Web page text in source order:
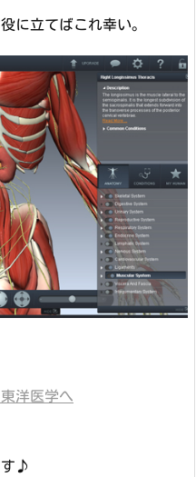
に立てばこれ幸い。
す♪